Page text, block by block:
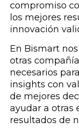
compromiso
los mejores
innovación
En Bismart
otras
necesarios
insights con
de mejores
ayudar a otras
resultados de